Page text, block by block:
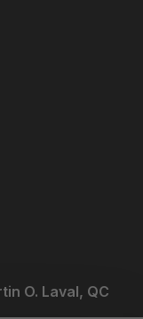
O. Laval, QC